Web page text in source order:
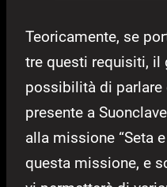
Teoricamente, se
tre questi requisiti, il
possibilità di parlare
presente a
alla missione “Seta
questa missione, e